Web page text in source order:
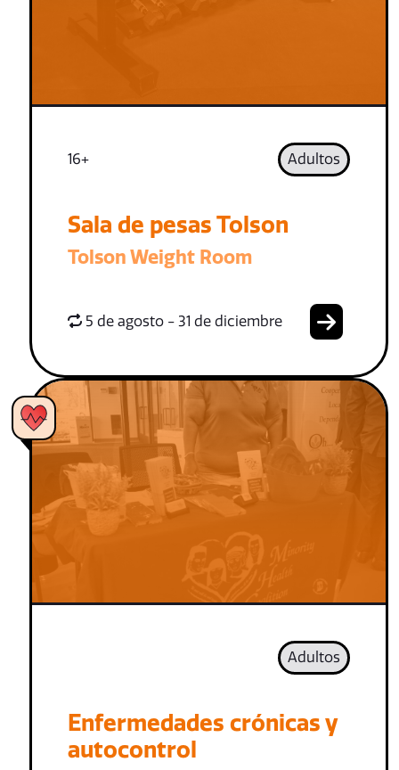
16+ Adultos
Sala de pesas Tolson
Tolson Weight Room
5 de agosto - 31 de diciembre
Adultos
Enfermedades crónicas y
autocontrol